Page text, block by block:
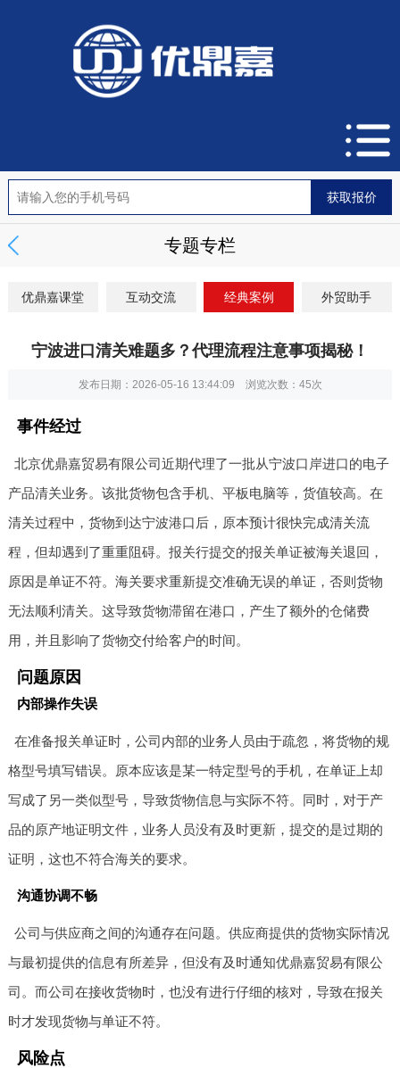
专题专栏
优鼎嘉课堂 互动交流 经典案例 外贸助手
宁波进口清关难题多？代理流程注意事项揭秘！
发布日期：2026-05-16 13:44:09 浏览次数： 45次
事件经过
北京优鼎嘉贸易有限公司近期代理了一批从宁波口岸进口的电子
产品清关业务。该批货物包含手机、平板电脑等，货值较高。在
清关过程中，货物到达宁波港口后，原本预计很快完成清关流
程，但却遇到了重重阻碍。报关行提交的报关单证被海关退回，
原因是单证不符。海关要求重新提交准确无误的单证，否则货物
无法顺利清关。这导致货物滞留在港口，产生了额外的仓储费
用，并且影响了货物交付给客户的时间。
问题原因
内部操作失误
在准备报关单证时，公司内部的业务人员由于疏忽，将货物的规
格型号填写错误。原本应该是某一特定型号的手机，在单证上却
写成了另一类似型号，导致货物信息与实际不符。同时，对于产
品的原产地证明文件，业务人员没有及时更新，提交的是过期的
证明，这也不符合海关的要求。
沟通协调不畅
公司与供应商之间的沟通存在问题。供应商提供的货物实际情况
与最初提供的信息有所差异，但没有及时通知优鼎嘉贸易有限公
司。而公司在接收货物时，也没有进行仔细的核对，导致在报关
时才发现货物与单证不符。
风险点